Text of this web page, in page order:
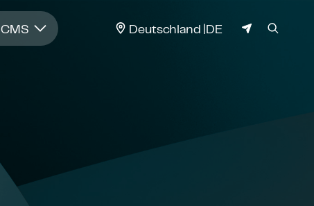
JURISDIKTION
Deutschland DE